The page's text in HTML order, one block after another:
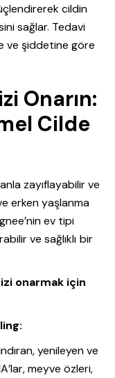
cildin
sağlar. Tedavi
ve şiddetine göre
Onarın:
Cilde
zayıflayabilir ve
erken yaşlanma
ev tipi
ve sağlıklı bir
onarmak için
yenileyen ve
meyve özleri,